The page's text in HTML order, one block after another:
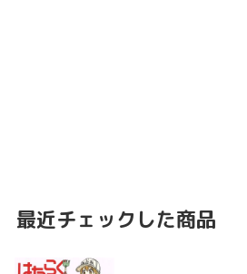
最近チェックした商品